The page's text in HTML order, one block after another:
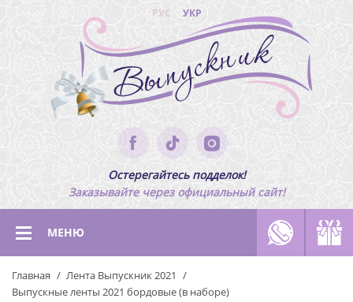
РУС УКР
Остерегайтесь подделок!
Заказывайте через официальный сайт!
МЕНЮ
Главная
Лента Выпускник 2021
Выпускные ленты 2021 бордовые (в наборе)